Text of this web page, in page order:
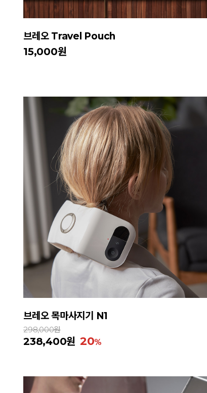
브레오 Travel Pouch
15,000원
브레오 목마사지기 N1
298,000원
238,400원 20